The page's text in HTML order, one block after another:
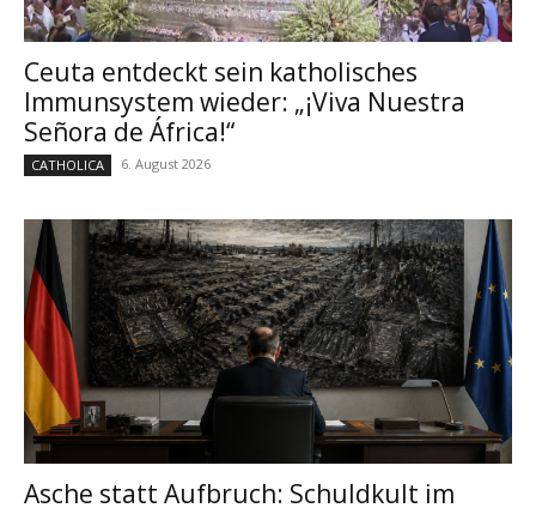
Ceuta entdeckt sein katholisches
Immunsystem wieder: „¡Viva Nuestra
Señora de África!“
CATHOLICA 6. August 2026
Asche statt Aufbruch: Schuldkult im